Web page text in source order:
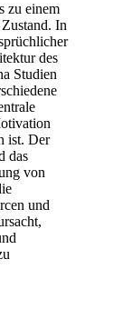
zu einem
In
des
Studien
ist. Der
das
von
und